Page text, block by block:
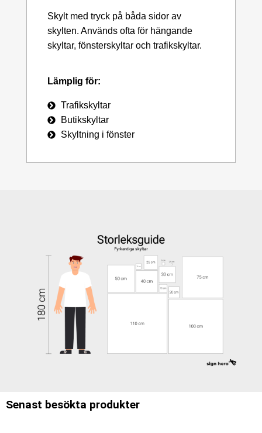
Skylt med tryck på båda sidor av
skylten. Används ofta för hängande
skyltar, fönsterskyltar och trafikskyltar.
Lämplig för:
Trafikskyltar
Butikskyltar
Skyltning i fönster
Senast besökta produkter